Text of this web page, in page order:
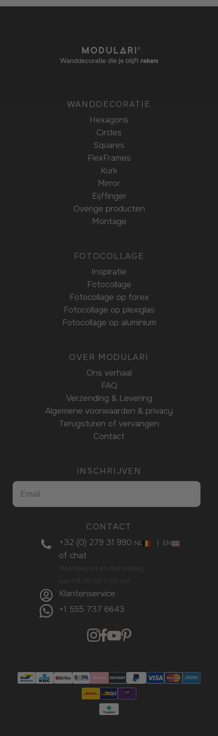
WANDDECORATIE
Hexagons
Circles
Squares
FlexFrames
Kurk
Mirror
Eijffinger
Overige producten
Montage
FOTOCOLLAGE
Inspiratie
Fotocollage
Fotocollage op forex
Fotocollage op plexiglas
Fotocollage op aluminium
OVER MODULARI
Ons verhaal
FAQ
Verzending & Levering
Algemene voorwaarden & privacy
Terugsturen of vervangen
Contact
INSCHRIJVEN
CONTACT
+32 (0) 279 31 990 NL EN
of chat
Maandag tot en met vrijdag
van 09.00 tot 17.00 uur
Klantenservice
+1 555 737 6643